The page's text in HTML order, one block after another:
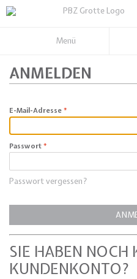
Menü
ANMELDEN
E-Mail-Adresse
Passwort
Passwort vergessen?
SIE HABEN NOCH
KUNDENKONTO?